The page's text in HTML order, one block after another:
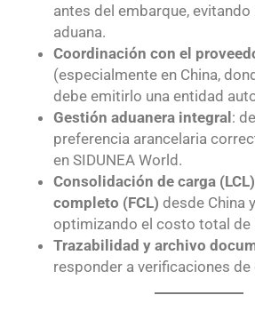
antes del embarque, evitando
aduana.
Coordinación con el
(especialmente en China,
debe emitirlo una entidad
Gestión aduanera integral :
preferencia arancelaria
en SIDUNEA World.
Consolidación de carga
completo (FCL) desde China
optimizando el costo total de
Trazabilidad y archivo
responder a verificaciones de